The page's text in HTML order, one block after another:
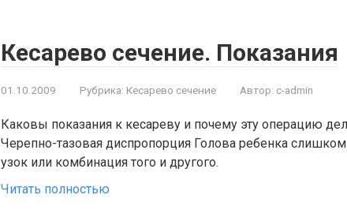
Кесарево сечение. Показания
01.10.2009 Рубрика: Кесарево сечение Автор: c-admin
Каковы показания к кесареву и почему эту операцию
Черепно-тазовая диспропорция Голова ребенка
узок или комбинация того и другого.
Читать полностью